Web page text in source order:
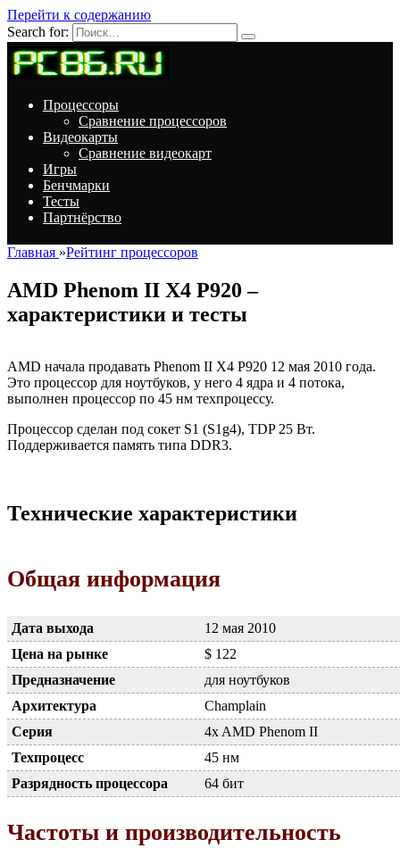
Перейти к содержанию
Search for:
Процессоры
Сравнение процессоров
Видеокарты
Сравнение видеокарт
Игры
Бенчмарки
Тесты
Партнёрство
Главная »Рейтинг процессоров
AMD Phenom II X4 P920 –
характеристики и тесты
AMD начала продавать Phenom II X4 P920 12 мая 2010 года.
Это процессор для ноутбуков, у него 4 ядра и 4 потока,
выполнен процессор по 45 нм техпроцессу.
Процессор сделан под сокет S1 (S1g4), TDP 25 Вт.
Поддерживается память типа DDR3.
Технические характеристики
Общая информация
Дата выхода
12 мая 2010
Цена на рынке
$ 122
Предназначение
для ноутбуков
Архитектура
Champlain
Серия
4x AMD Phenom II
Техпроцесс
45 нм
Разрядность процессора
64 бит
Частоты и производительность